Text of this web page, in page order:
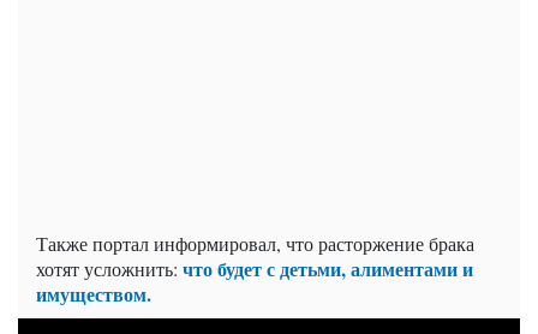
Также портал информировал, что расторжение брака
хотят усложнить: что будет с детьми, алиментами и
имуществом.